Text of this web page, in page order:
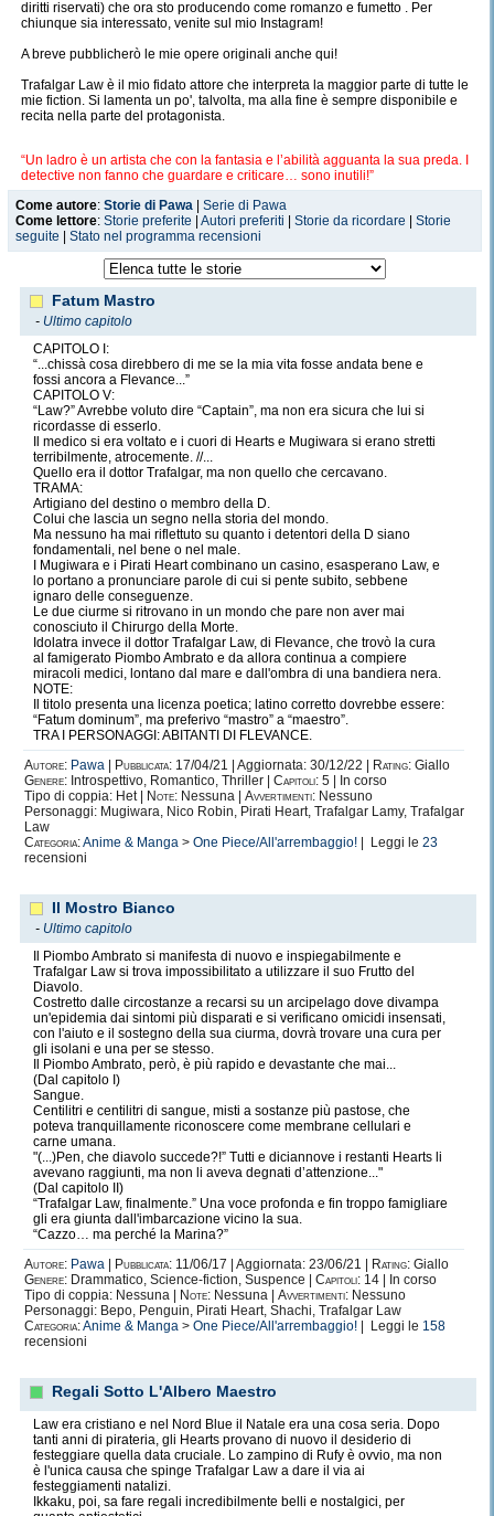
diritti riservati) che ora sto producendo come romanzo e fumetto . Per
chiunque sia interessato, venite sul mio Instagram!
A breve pubblicherò le mie opere originali anche qui!
Trafalgar Law è il mio fidato attore che interpreta la maggior parte di tutte le
mie fiction. Si lamenta un po', talvolta, ma alla fine è sempre disponibile e
recita nella parte del protagonista.
“Un ladro è un artista che con la fantasia e l’abilità agguanta la sua preda. I
detective non fanno che guardare e criticare… sono inutili!”
“I grandi artisti diventano famosi dopo la morte… ed io farò di te un grande,
Kid… in quella tomba chiamata prigione!”
Ah, le perle di saggezza di Kaito Kid-sama ed il nano portasfiga ♥
Come autore: Storie di Pawa
Serie di Pawa
Come lettore: Storie preferite Autori preferiti Storie da ricordare
Storie
seguite
Stato nel programma recensioni
Fatum Mastro
- Ultimo capitolo
CAPITOLO I:
“...chissà cosa direbbero di me se la mia vita fosse andata bene e
fossi ancora a Flevance...”
CAPITOLO V:
“Law?” Avrebbe voluto dire “Captain”, ma non era sicura che lui si
ricordasse di esserlo.
Il medico si era voltato e i cuori di Hearts e Mugiwara si erano stretti
terribilmente, atrocemente. //...
Quello era il dottor Trafalgar, ma non quello che cercavano.
TRAMA:
Artigiano del destino o membro della D.
Colui che lascia un segno nella storia del mondo.
Ma nessuno ha mai riflettuto su quanto i detentori della D siano
fondamentali, nel bene o nel male.
I Mugiwara e i Pirati Heart combinano un casino, esasperano Law, e
lo portano a pronunciare parole di cui si pente subito, sebbene
ignaro delle conseguenze.
Le due ciurme si ritrovano in un mondo che pare non aver mai
conosciuto il Chirurgo della Morte.
Idolatra invece il dottor Trafalgar Law, di Flevance, che trovò la cura
al famigerato Piombo Ambrato e da allora continua a compiere
miracoli medici, lontano dal mare e dall'ombra di una bandiera nera.
NOTE:
Il titolo presenta una licenza poetica; latino corretto dovrebbe essere:
“Fatum dominum”, ma preferivo “mastro” a “maestro”.
TRA I PERSONAGGI: ABITANTI DI FLEVANCE.
Autore: Pawa Pubblicata: 17/04/21 | Aggiornata: 30/12/22 | Rating: Giallo
Genere: Introspettivo, Romantico, Thriller | Capitoli: 5 | In corso
Tipo di coppia: Het |
Note: Nessuna | Avvertimenti: Nessuno
Personaggi: Mugiwara, Nico Robin, Pirati Heart, Trafalgar Lamy, Trafalgar
Law
Categoria:Anime & Manga > One Piece/All'arrembaggio! | Leggi le 23
recensioni
Il Mostro Bianco
- Ultimo capitolo
Il Piombo Ambrato si manifesta di nuovo e inspiegabilmente e
Trafalgar Law si trova impossibilitato a utilizzare il suo Frutto del
Diavolo.
Costretto dalle circostanze a recarsi su un arcipelago dove divampa
un'epidemia dai sintomi più disparati e si verificano omicidi insensati,
con l'aiuto e il sostegno della sua ciurma, dovrà trovare una cura per
gli isolani e una per se stesso.
Il Piombo Ambrato, però, è più rapido e devastante che mai...
(Dal capitolo I)
Sangue.
Centilitri e centilitri di sangue, misti a sostanze più pastose, che
poteva tranquillamente riconoscere come membrane cellulari e
carne umana.
"(...)Pen, che diavolo succede?!” Tutti e diciannove i restanti Hearts li
avevano raggiunti, ma non li aveva degnati d’attenzione..."
(Dal capitolo II)
“Trafalgar Law, finalmente.” Una voce profonda e fin troppo famigliare
gli era giunta dall'imbarcazione vicino la sua.
“Cazzo… ma perché la Marina?”
Autore: Pawa Pubblicata: 11/06/17 | Aggiornata: 23/06/21 | Rating: Giallo
Genere: Drammatico, Science-fiction, Suspence | Capitoli: 14 | In corso
Tipo di coppia: Nessuna |
Note: Nessuna | Avvertimenti: Nessuno
Personaggi: Bepo, Penguin, Pirati Heart, Shachi, Trafalgar Law
Categoria:Anime & Manga > One Piece/All'arrembaggio! | Leggi le 158
recensioni
Regali Sotto L'Albero Maestro
Law era cristiano e nel Nord Blue il Natale era una cosa seria. Dopo
tanti anni di pirateria, gli Hearts provano di nuovo il desiderio di
festeggiare quella data cruciale. Lo zampino di Rufy è ovvio, ma non
è l'unica causa che spinge Trafalgar Law a dare il via ai
festeggiamenti natalizi.
Ikkaku, poi, sa fare regali incredibilmente belli e nostalgici, per